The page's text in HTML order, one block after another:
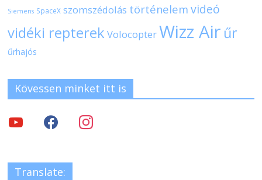
Siemens SpaceX szomszédolás történelem videó
vidéki repterek VolocopterWizz Air űr
űrhajós
Kövessen minket itt is
Translate: